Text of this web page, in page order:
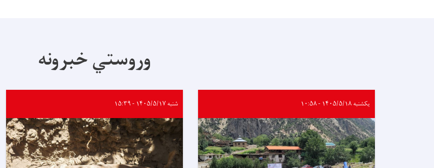
وروستي خبرونه
یکشنبه ۱۴۰۵/۵/۱۸ - ۱۰:۵۸ شنبه ۱۴۰۵/۵/۱۷ - ۱۵:۳۹